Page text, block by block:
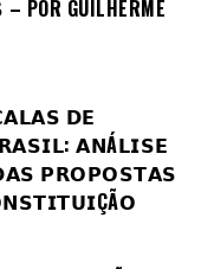
GUILHERME
𝗗𝗘
𝗔𝗡Á𝗟𝗜𝗦𝗘
𝗣𝗥𝗢𝗣𝗢𝗦𝗧𝗔𝗦